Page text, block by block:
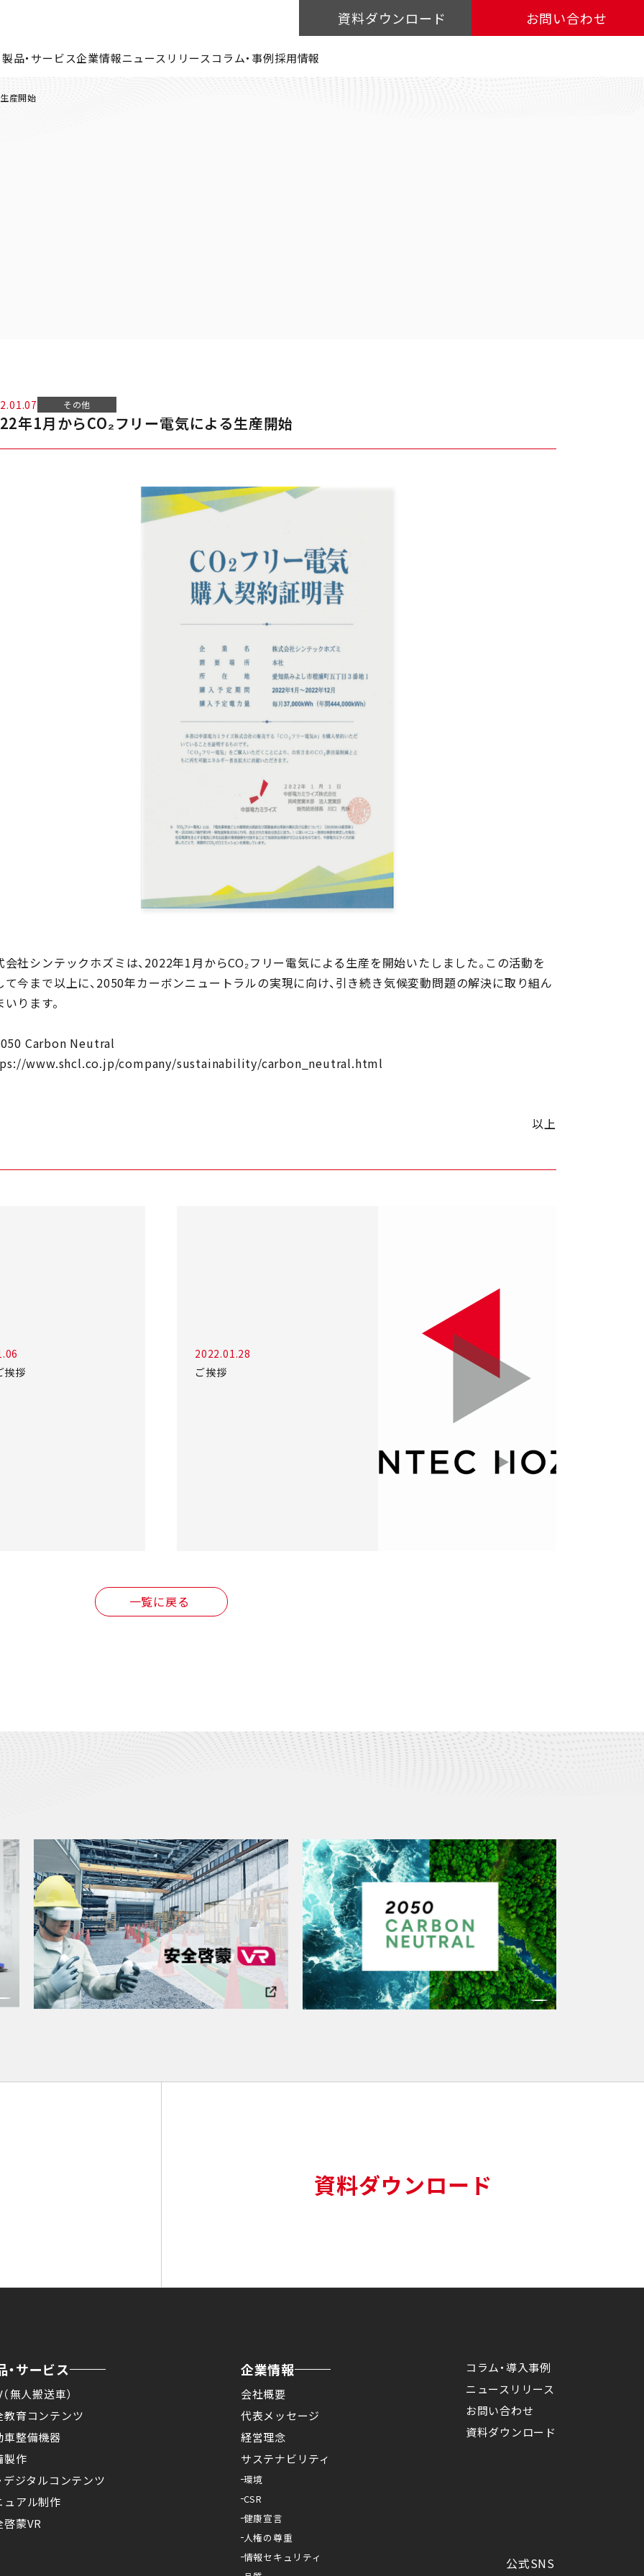
製品・サービス企業情報ニュースリリース コラム・事例採用情報
資料ダウンロード お問い合わせ
産開始
その他
年1月からCO₂フリー電気による生産開始
会社シンテックホズミは、2022年1月からCO₂フリー電気による生産を開始いたしました。この活動を
て今まで以上に、2050年カーボンニュートラルの実現に向け、引き続き気候変動問題の解決に取り組ん
ります。
Carbon Neutral
www.shcl.co.jp/company/sustainability/carbon_neutral.html
以上
挨拶
2022.01.28
ご挨拶
一覧に戻る
資料ダウンロード
・サービス
無人搬送車）
教育コンテンツ
車整備機器
製作
デジタルコンテンツ
ュアル制作
啓蒙VR
企業情報
会社概要
代表メッセージ
経営理念
サステナビリティ
環境
CSR
健康宣言
人権の尊重
情報セキュリティ
コラム・導入事例
ニュースリリース
お問い合わせ
資料ダウンロード
公式SNS